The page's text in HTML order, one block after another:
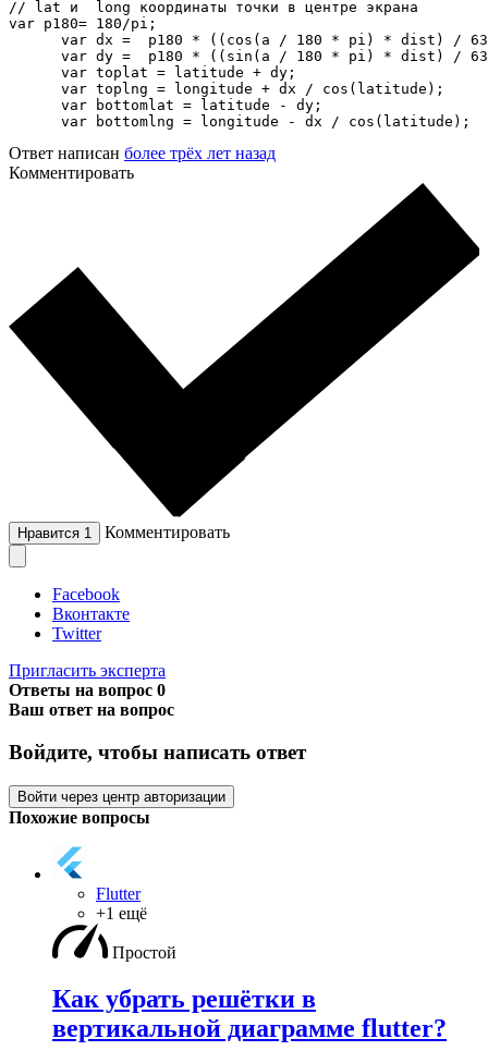
// lat и  long координаты точки в центре экрана
var p180= 180/pi;
var dx =  p180 * ((cos(a / 180 * pi) * dist) /
var dy =  p180 * ((sin(a / 180 * pi) * dist) /
      var toplat = latitude + dy;
      var toplng = longitude + dx / cos(latitude);
      var bottomlat = latitude - dy;
      var bottomlng = longitude - dx / cos(latitude);
Ответ написан более трёх лет назад
Комментировать
Нравится 1 Комментировать
Facebook
Вконтакте
Twitter
Пригласить эксперта
Ответы на вопрос 0
Ваш ответ на вопрос
Войдите, чтобы написать ответ
Войти через центр авторизации
Похожие вопросы
Flutter
+1 ещё
Простой
Как убрать решётки в
вертикальной диаграмме flutter?